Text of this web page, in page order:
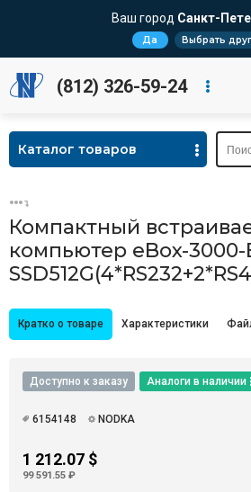
Ваш город Санкт-
Да Выбрать
(812) 326-59-24
Каталог товаров
Компактный
компьютер eBox-3000-
Кратко о товаре Характеристики
Доступно к заказу Аналоги в наличии
6154148 NODKA
1 212.07 $
99 591.55 ₽